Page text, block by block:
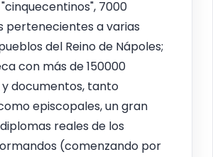
7000
pertenecientes a varias
del Reino de Nápoles;
con más de 150000
y documentos, tanto
episcopales, un gran
reales de los
(comenzando por